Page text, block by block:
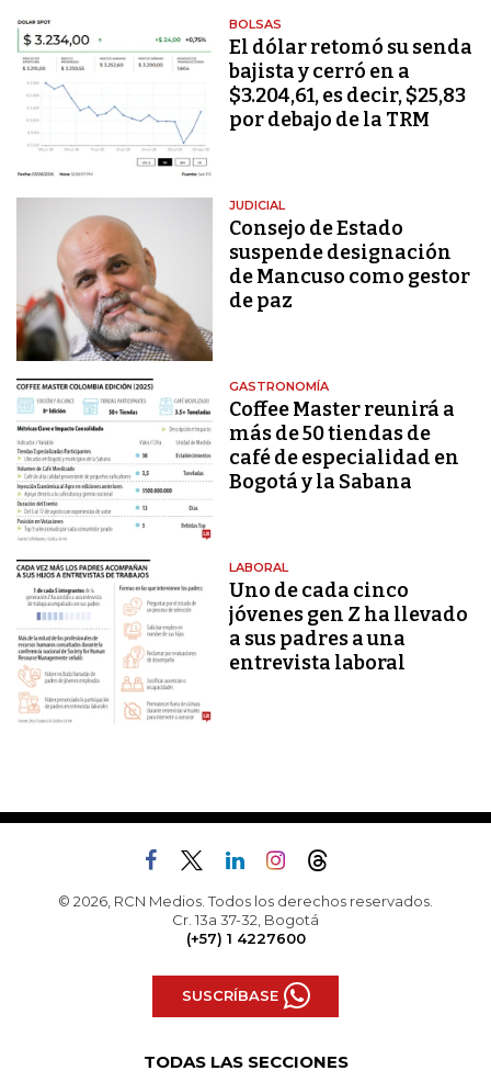
BOLSAS
El dólar retomó su senda
bajista y cerró en a
$3.204,61, es decir, $25,83
por debajo de la TRM
JUDICIAL
Consejo de Estado
suspende designación
de Mancuso como gestor
de paz
GASTRONOMÍA
Coffee Master reunirá a
más de 50 tiendas de
café de especialidad en
Bogotá y la Sabana
LABORAL
Uno de cada cinco
jóvenes gen Z ha llevado
a sus padres a una
entrevista laboral
© 2026, RCN Medios. Todos los derechos reservados.
Cr. 13a 37-32, Bogotá
(+57) 1 4227600
SUSCRÍBASE
TODAS LAS SECCIONES